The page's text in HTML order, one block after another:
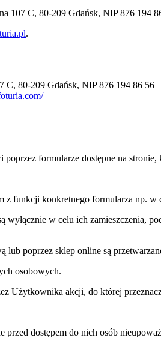
107 C, 80-209 Gdańsk, NIP 876 194
.
C, 80-209 Gdańsk, NIP 876 194 86 56
formularze dostępne na
funkcji konkretnego formularza np. w
wyłącznie w celu ich zamieszczenia,
poprzez sklep online są
osobowych.
Użytkownika akcji, do której
przed dostępem do nich osób